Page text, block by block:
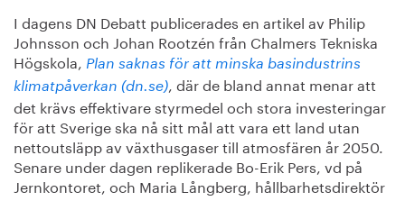
Om oss
I dagens DN Debatt publicerades en artikel av Philip
Johnsson och Johan Rootzén från Chalmers Tekniska
Högskola, Plan saknas för att minska basindustrins
klimatpåverkan (dn.se), där de bland annat menar att
det krävs effektivare styrmedel och stora investeringar
för att Sverige ska nå sitt mål att vara ett land utan
nettoutsläpp av växthusgaser till atmosfären år 2050.
Senare under dagen replikerade Bo-Erik Pers, vd på
Jernkontoret, och Maria Långberg, hållbarhetsdirektör